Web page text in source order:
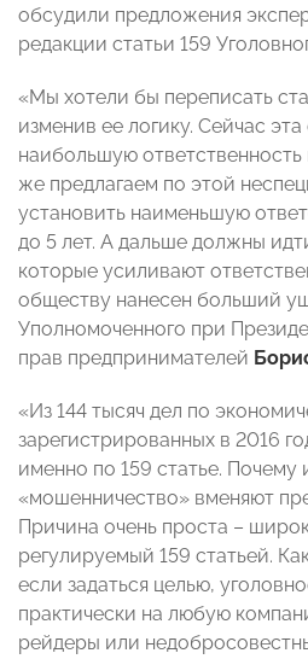
обсудили предложения
редакции статьи 159
«Мы хотели бы переписать
изменив ее логику. Сейчас эта
наибольшую
же предлагаем по этой
установить наименьшую
до 5 лет. А дальше должны
которые усиливают
обществу нанесен больший
Уполномоченного при
прав предпринимателей
«Из 144 тысяч дел по
зарегистрированных в 2016
именно по 159 статье. Почему
«мошенничество» вменяют
Причина очень проста –
регулируемый 159 статьей.
если задаться целью,
практически на любую
рейдеры или